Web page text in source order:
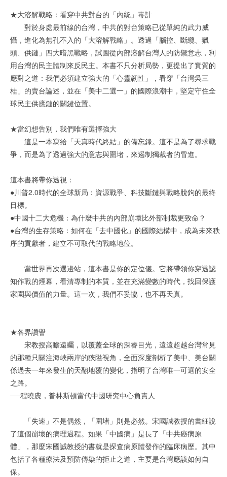
★大溶解戰略：看穿中共對台的「內統」毒計
對於身處最前線的台灣，中共的對台策略已從單純的武力威
懾，進化為無孔不入的「大溶解戰略」。透過「腦控、斷纜、獵
頭、供鏈」四大暗黑戰略，試圖從內部溶解台灣人的防禦意志，利
用台灣的民主體制來反民主。本書不只分析局勢，更提出了實質的
應對之道：我們必須建立強大的「心靈韌性」，看穿「台灣吳三
桂」的賣台論述，並在「美中二選一」的國際浪潮中，堅定守住全
球民主供應鏈的關鍵位置。
★當幻想告別，我們唯有選擇強大
這是一本寫給「天真時代終結」的備忘錄。這不是為了尋求戰
爭，而是為了透過強大的意志與圍堵，來遏制獨裁者的冒進。
這本書將帶你透視：
●川普2.0時代的全球新局：資源戰爭、科技斷鏈與戰略脫鉤的最終
目標。
●中國十二大危機：為什麼中共的內部崩壞比外部制裁更致命？
●台灣的生存策略：如何在「去中國化」的國際結構中，成為未來秩
序的貢獻者，建立不可取代的戰略地位。
當世界再次選邊站，這本書是你的定位儀。它將帶領你穿透認
知作戰的煙幕，看清專制的本質，並在充滿變數的時代，找回保護
家園與價值的力量。這一次，我們不妥協，也不再天真。
★各界讚譽
宋教授高瞻遠矚，以覆蓋全球的深睿目光，遠遠超越台灣常見
的那種只關注海峽兩岸的狹隘視角，全面深度剖析了美中、美台關
係過去一年來發生的天翻地覆的變化，指明了台灣唯一可選的安全
之路。
──程曉農，普林斯頓當代中國研究中心負責人
「失速」不是偶然，「圍堵」則是必然。宋國誠教授的書細說
了這個崩壞的病理過程。如果「中國病」是長了「中共癌病原
體」，那麼宋國誠教授的書就是探查病原體發作的臨床病歷。其中
包括了各種療法及預防傳染的拒止之道，主要是台灣應該如何自
保。